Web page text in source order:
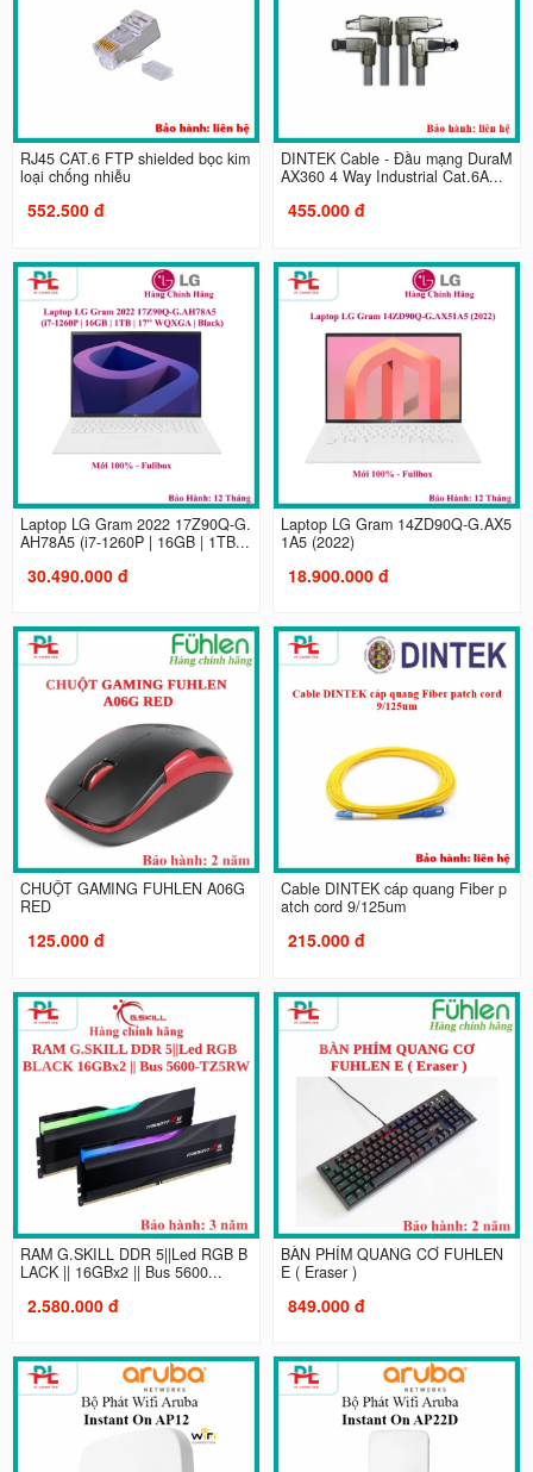
RJ45 CAT.6 FTP shielded bọc kim
loại chống nhiễu
552.500 đ
DINTEK Cable - Đầu mạng DuraM
AX360 4 Way Industrial Cat.6A...
455.000 đ
Laptop LG Gram 2022 17Z90Q-G.
AH78A5 (i7-1260P | 16GB | 1TB...
30.490.000 đ
Laptop LG Gram 14ZD90Q-G.AX5
1A5 (2022)
18.900.000 đ
CHUỘT GAMING FUHLEN A06G
RED
125.000 đ
Cable DINTEK cáp quang Fiber p
atch cord 9/125um
215.000 đ
RAM G.SKILL DDR 5||Led RGB B
LACK || 16GBx2 || Bus 5600...
2.580.000 đ
BÀN PHÍM QUANG CƠ FUHLEN
E ( Eraser )
849.000 đ